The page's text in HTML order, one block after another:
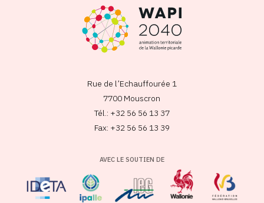
Rue de l’Echauffourée 1
7700 Mouscron
Tél.: +32 56 56 13 37
Fax: +32 56 56 13 39
AVEC LE SOUTIEN DE